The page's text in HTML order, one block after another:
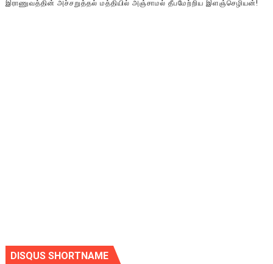
இராணுவத்தின் அச்சறுத்தல் மத்தியில் அஞ்சாமல் தீபமேற்றிய இளஞ்செழியன்!
DISQUS SHORTNAME